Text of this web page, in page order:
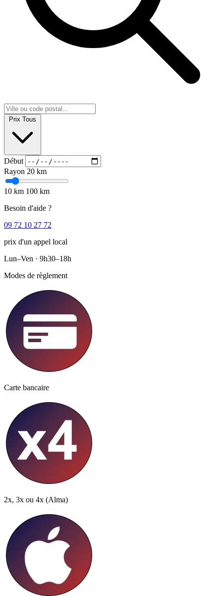
Prix Tous
Début
Rayon 20 km
10 km 100 km
Besoin d'aide ?
09 72 10 27 72
prix d'un appel local
Lun–Ven · 9h30–18h
Modes de règlement
Carte bancaire
2x, 3x ou 4x (Alma)